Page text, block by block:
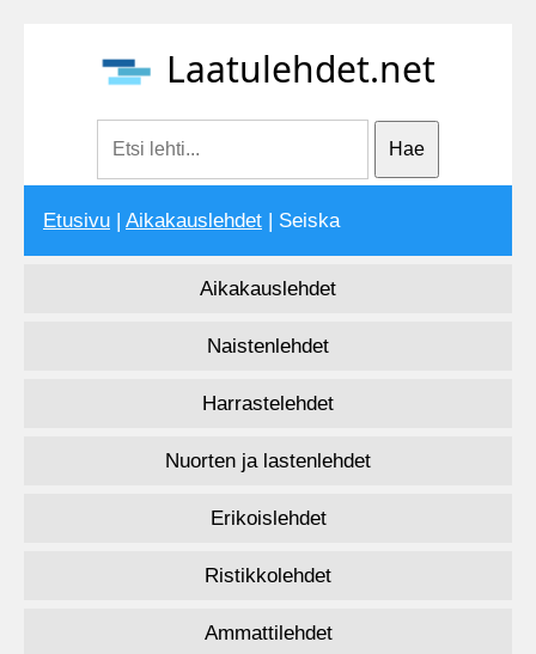
Laatulehdet.net
Etusivu Aikakauslehdet | Seiska
Aikakauslehdet
Naistenlehdet
Harrastelehdet
Nuorten ja lastenlehdet
Erikoislehdet
Ristikkolehdet
Ammattilehdet